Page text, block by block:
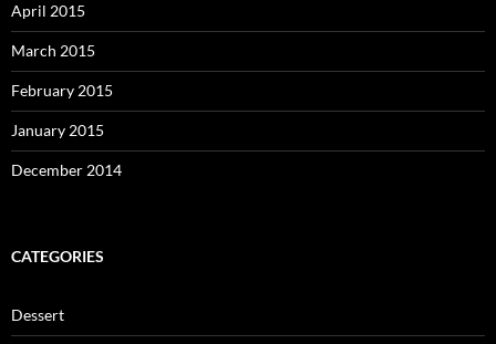
April 2015
March 2015
February 2015
January 2015
December 2014
CATEGORIES
Dessert